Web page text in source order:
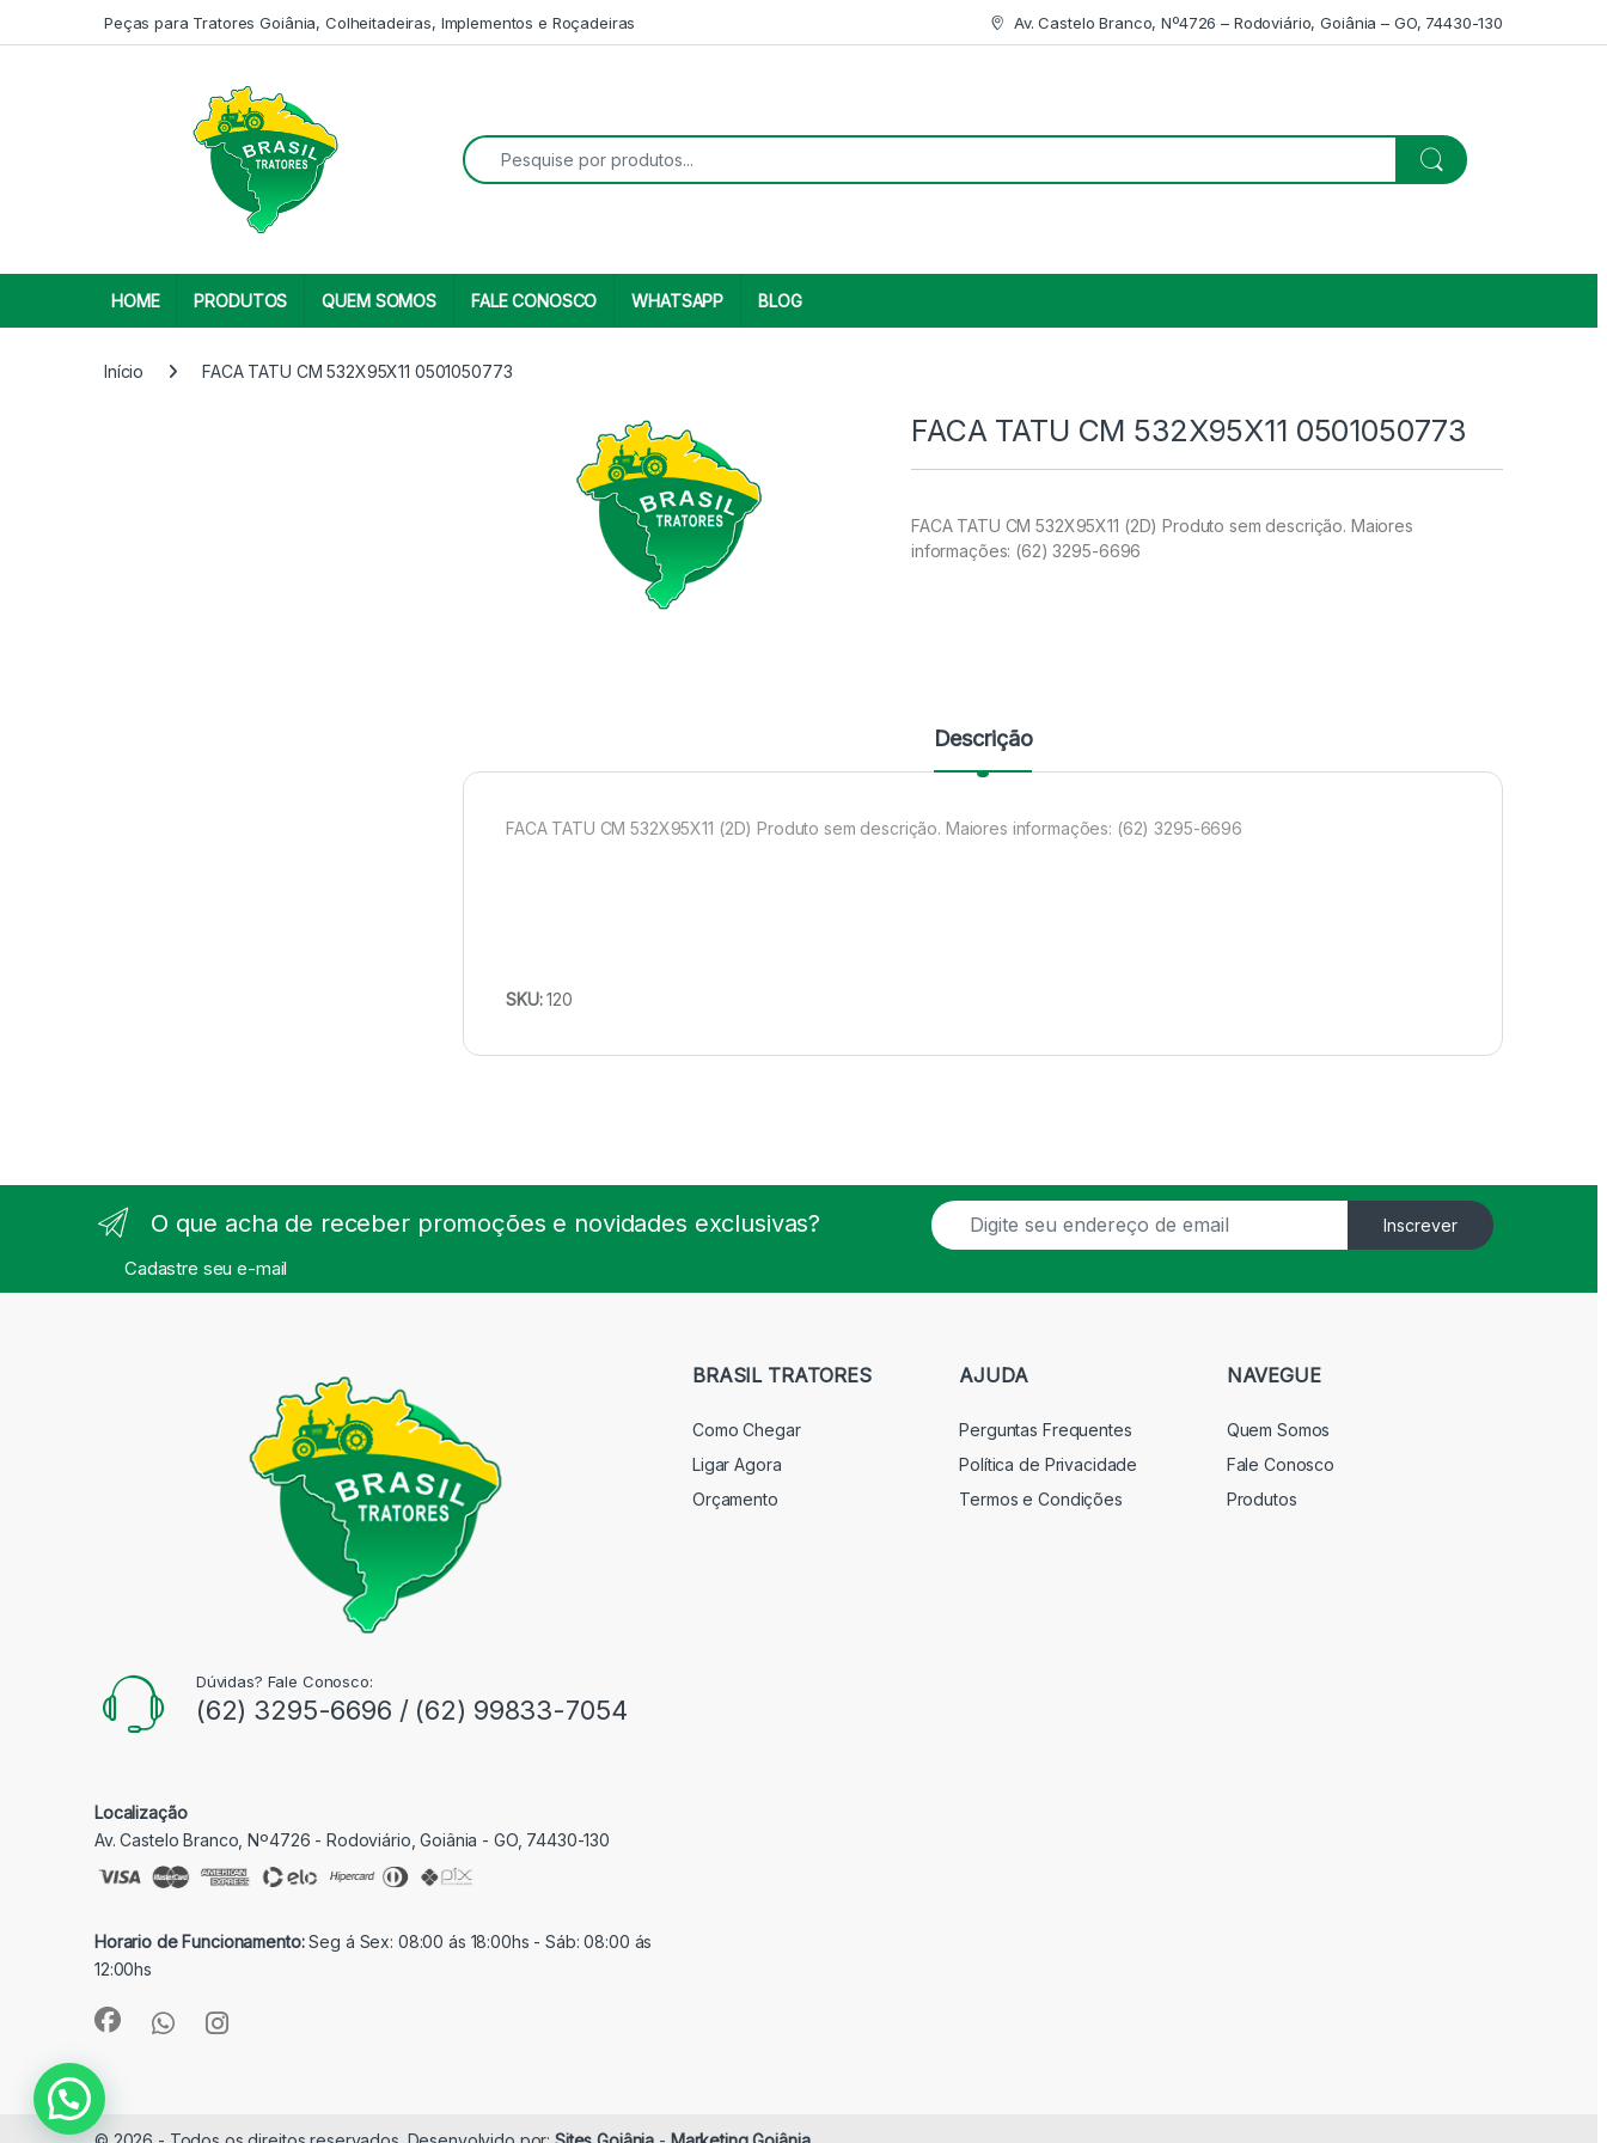
Peças para Tratores Goiânia, Colheitadeiras, Implementos e Roçadeiras Av. Castelo Branco, Nº4726 – Rodoviário, Goiânia – GO, 74430-130
Search for:
HOME PRODUTOS QUEM SOMOS FALE CONOSCO WHATSAPP BLOG
Início FACA TATU CM 532X95X11 0501050773
FACA TATU CM 532X95X11 0501050773
FACA TATU CM 532X95X11 (2D) Produto sem descrição. Maiores
informações: (62) 3295-6696
Descrição
FACA TATU CM 532X95X11 (2D) Produto sem descrição. Maiores informações: (62) 3295-6696
SKU:120
O que acha de receber promoções e novidades exclusivas?
Cadastre seu e-mail
E
m
Inscrever
Dúvidas? Fale Conosco:
(62) 3295-6696 / (62) 99833-7054
Localização
Av. Castelo Branco, Nº4726 - Rodoviário, Goiânia - GO, 74430-130
Horario de Funcionamento:Seg á Sex: 08:00 ás 18:00hs - Sáb: 08:00 ás
12:00hs
BRASIL TRATORES
Como Chegar
Ligar Agora
Orçamento
AJUDA
Perguntas Frequentes
Política de Privacidade
Termos e Condições
NAVEGUE
Quem Somos
Fale Conosco
Produtos